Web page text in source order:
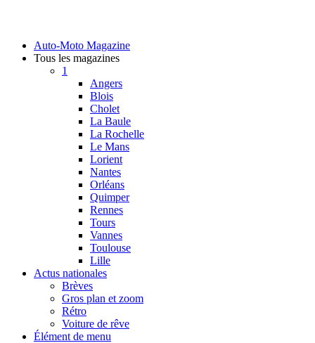
Auto-Moto Magazine
Tous les magazines
1
Angers
Blois
Cholet
La Baule
La Rochelle
Le Mans
Lorient
Nantes
Orléans
Quimper
Rennes
Tours
Vannes
Toulouse
Lille
Actus nationales
Brèves
Gros plan et zoom
Rétro
Voiture de rêve
Élément de menu